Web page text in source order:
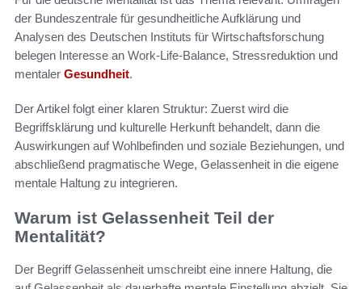
der Bundeszentrale für gesundheitliche Aufklärung und
Analysen des Deutschen Instituts für Wirtschaftsforschung
belegen Interesse an Work-Life-Balance, Stressreduktion und
mentaler Gesundheit.
Der Artikel folgt einer klaren Struktur: Zuerst wird die
Begriffsklärung und kulturelle Herkunft behandelt, dann die
Auswirkungen auf Wohlbefinden und soziale Beziehungen, und
abschließend pragmatische Wege, Gelassenheit in die eigene
mentale Haltung zu integrieren.
Warum ist Gelassenheit Teil der
Mentalität?
Der Begriff Gelassenheit umschreibt eine innere Haltung, die